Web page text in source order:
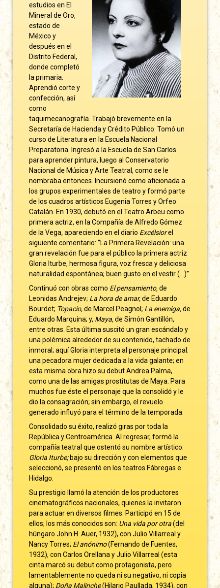
estudios en El
Mineral de Oro,
estado de
México y
después en el
Distrito Federal,
donde completó
la primaria.
Aprendió corte y
confección, así
como
taquimecanografía. Trabajó brevemente en la
Secretaría de Hacienda y Crédito Público. Tomó un
curso de Literatura en la Escuela Nacional
Preparatoria. Ingresó a la Escuela de San Carlos
para aprender pintura, luego al Conservatorio
Nacional de Música y Arte Teatral, como se le
nombraba entonces. Incursionó como aficionada a
los grupos experimentales de teatro y formó parte
de los cuadros artísticos Eugenia Torres y Orfeo
Catalán. En 1930, debutó en el Teatro Arbeu como
primera actriz, en la Compañía de Alfredo Gómez
de la Vega, apareciendo en el diario Excélsiorel
siguiente comentario: “La Primera Revelación: una
gran revelación fue para el público la primera actriz
Gloria Iturbe, hermosa figura, voz fresca y deliciosa
naturalidad espontánea; buen gusto en el vestir (…)”
Continuó con obras como El pensamiento,de
Leonidas Andrejev; La hora de amar,de Eduardo
Bourdet; Topacio,de Marcel Peagnol; La enemiga,de
Eduardo Marquina; y, Maya,de Simón Gantillón,
entre otras. Esta última suscitó un gran escándalo y
una polémica alrededor de su contenido, tachado de
inmoral; aquí Gloria interpreta al personaje principal:
una pecadora mujer dedicada a la vida galante; en
esta misma obra hizo su debut Andrea Palma,
como una de las amigas prostitutas de Maya. Para
muchos fue éste el personaje que la consolidó y le
dio la consagración; sin embargo, el revuelo
generado influyó para el término de la temporada.
Consolidado su éxito, realizó giras por toda la
República y Centroamérica. Al regresar, formó la
compañía teatral que ostentó su nombre artístico:
Gloria Iturbe; bajo su dirección y con elementos que
seleccionó, se presentó en los teatros Fábregas e
Hidalgo.
Su prestigio llamó la atención de los productores
cinematográficos nacionales, quienes la invitaron
para actuar en diversos filmes. Participó en 15 de
ellos; los más conocidos son: Una vida por otra(del
húngaro John H. Auer, 1932), con Julio Villarreal y
Nancy Torres; El anónimo(Fernando de Fuentes,
1932), con Carlos Orellana y Julio Villarreal (esta
cinta marcó su debut como protagonista, pero
lamentablemente no queda ni su negativo, ni copia
alguna); Doña Malinche(Hilario Paullada, 1934), con